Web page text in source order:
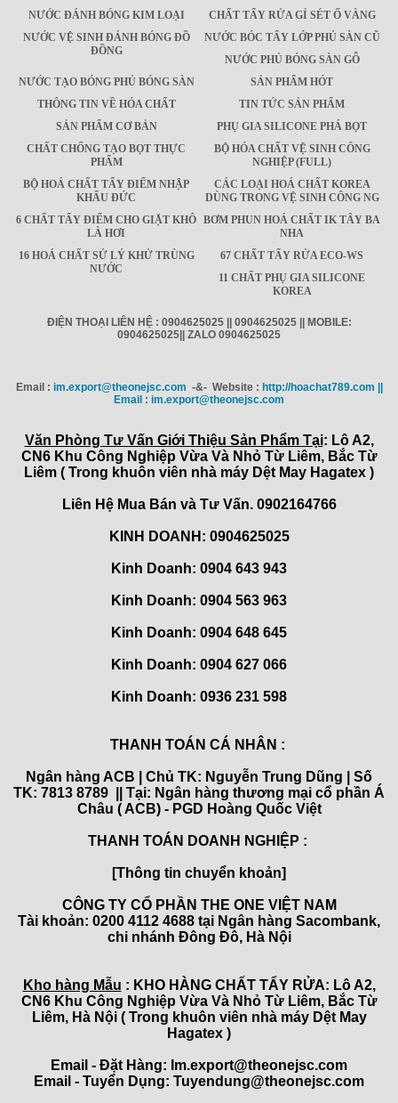
NƯỚC ĐÁNH BÓNG KIM LOẠI
CHẤT TẨY RỬA GỈ SÉT Ố VÀNG
NƯỚC VỆ SINH ĐÁNH BÓNG ĐỒ
ĐỒNG
NƯỚC BÓC TẨY LỚP PHỦ SÀN CŨ
NƯỚC PHỦ BÓNG SÀN GỖ
NƯỚC TẠO BÓNG PHỦ BÓNG SÀN
SẢN PHẨM HÓT
THÔNG TIN VỀ HÓA CHẤT
TIN TỨC SẢN PHẨM
SẢN PHẨM CƠ BẢN
PHỤ GIA SILICONE PHÁ BỌT
CHẤT CHỐNG TẠO BỌT THỰC
PHẨM
BỘ HÓA CHẤT VỆ SINH CÔNG
NGHIỆP (FULL)
BỘ HOÁ CHẤT TẨY ĐIỂM NHẬP
KHẨU ĐỨC
CÁC LOẠI HOÁ CHẤT KOREA
DÙNG TRONG VỆ SINH CÔNG NG
6 CHẤT TẨY ĐIỂM CHO GIẶT KHÔ
LÀ HƠI
BƠM PHUN HOÁ CHẤT IK TÂY BA
NHA
16 HOÁ CHẤT SỬ LÝ KHỬ TRÙNG
NƯỚC
67 CHẤT TẨY RỬA ECO-WS
11 CHẤT PHỤ GIA SILICONE
KOREA
ĐIỆN THOẠI LIÊN HỆ : 0904625025 || 0904625025 || MOBILE:
0904625025|| ZALO 0904625025
Email : im.export@theonejsc.com -&- Website : http://hoachat789.com ||
Email : im.export@theonejsc.com
Văn Phòng Tư Vấn Giới Thiệu Sản Phẩm Tại: Lô A2,
CN6 Khu Công Nghiệp Vừa Và Nhỏ Từ Liêm, Bắc Từ
Liêm ( Trong khuôn viên nhà máy Dệt May Hagatex )
Liên Hệ Mua Bán và Tư Vấn. 0902164766
KINH DOANH: 0904625025
Kinh Doanh: 0904 643 943
Kinh Doanh: 0904 563 963
Kinh Doanh: 0904 648 645
Kinh Doanh: 0904 627 066
Kinh Doanh: 0936 231 598
THANH TOÁN CÁ NHÂN :
Ngân hàng ACB | Chủ TK: Nguyễn Trung Dũng | Số
TK: 7813 8789 || Tại: Ngân hàng thương mại cổ phần Á
Châu ( ACB) - PGD Hoàng Quốc Việt
THANH TOÁN DOANH NGHIỆP :
[Thông tin chuyển khoản]
CÔNG TY CỔ PHẦN THE ONE VIỆT NAM
Tài khoản: 0200 4112 4688 tại Ngân hàng Sacombank,
chi nhánh Đông Đô, Hà Nội
Kho hàng Mẫu : KHO HÀNG CHẤT TẨY RỬA: Lô A2,
CN6 Khu Công Nghiệp Vừa Và Nhỏ Từ Liêm, Bắc Từ
Liêm, Hà Nội ( Trong khuôn viên nhà máy Dệt May
Hagatex )
Email - Đặt Hàng: Im.export@theonejsc.com
Email - Tuyển Dụng: Tuyendung@theonejsc.com